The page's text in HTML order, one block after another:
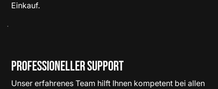
Einkauf.
Professioneller Support
Unser erfahrenes Team hilft Ihnen kompetent bei allen